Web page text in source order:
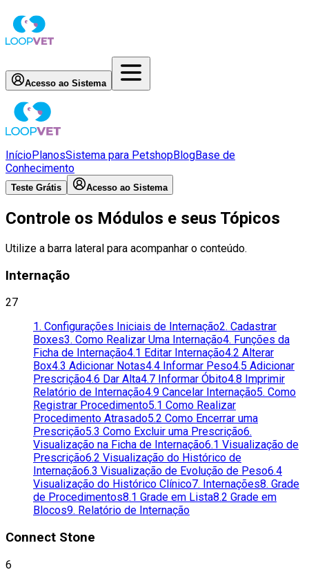
Acesso ao Sistema
InícioPlanosSistema para PetshopBlogBase de
Conhecimento
Teste Grátis Acesso ao Sistema
Controle os Módulos e seus Tópicos
Utilize a barra lateral para acompanhar o conteúdo.
Internação
27
1. Configurações Iniciais de Internação2. Cadastrar
Boxes3. Como Realizar Uma Internação4. Funções da
Ficha de Internação4.1 Editar Internação4.2 Alterar
Box4.3 Adicionar Notas4.4 Informar Peso4.5 Adicionar
Prescrição4.6 Dar Alta4.7 Informar Óbito4.8 Imprimir
Relatório de Internação4.9 Cancelar Internação5. Como
Registrar Procedimento5.1 Como Realizar
Procedimento Atrasado5.2 Como Encerrar uma
Prescrição5.3 Como Excluir uma Prescrição6.
Visualização na Ficha de Internação6.1 Visualização de
Prescrição6.2 Visualização do Histórico de
Internação6.3 Visualização de Evolução de Peso6.4
Visualização do Histórico Clínico7. Internações8. Grade
de Procedimentos8.1 Grade em Lista8.2 Grade em
Blocos9. Relatório de Internação
Connect Stone
6